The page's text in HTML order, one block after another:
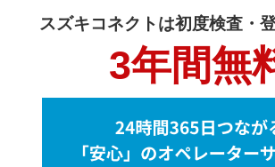
スズキコネクトは初度検査・
3年間無